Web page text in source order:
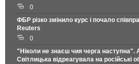
0
ФБР різко змінило курс і почало
Reuters
0
"Ніколи не знаєш чия черга наступна".
Світлицька відреагувала на російські